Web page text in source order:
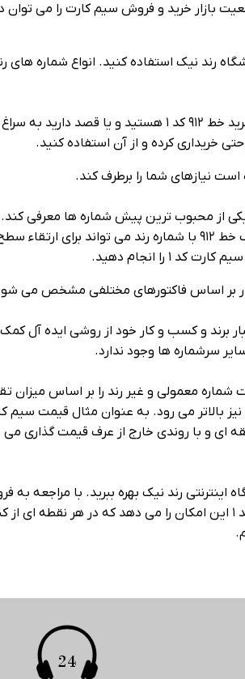
شماره و وضعیت بازار خرید و فروش سیم کارت
تقاضای زیادی هر روزه برای خرید سیم کارت ارزان قیمت کد ۱
کارتی که در بازار کشور ما عرضه شده است شناخته می‌ شود. با توجه به
انجام دهید.
با هدف بالا بردن اعتبار برند و کسب و کار خود از
سرشماره‌ ها وجود ندارد.
ارائه شده در فروشگاه اینترنتی رند نیک بهره
کرده و مطابق با سلیقه‌ ای که دارید انتخاب خود را انجام دهید. خرید اینترنتی سیم